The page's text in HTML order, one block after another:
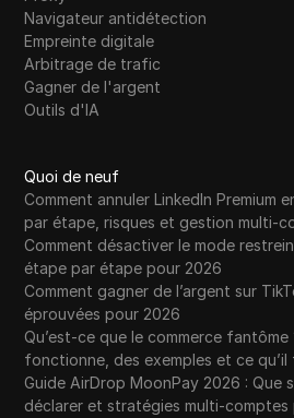
Navigateur antidétection
Empreinte digitale
Arbitrage de trafic
Gagner de l'argent
Outils d'IA
Quoi de neuf
Comment annuler LinkedIn Premium
par étape, risques et gestion multi-
Comment désactiver le mode
étape par étape pour 2026
Comment gagner de l’argent sur
éprouvées pour 2026
Qu’est-ce que le commerce fantôme
fonctionne, des exemples et ce
Guide AirDrop MoonPay 2026 : Que
déclarer et stratégies multi-comptes